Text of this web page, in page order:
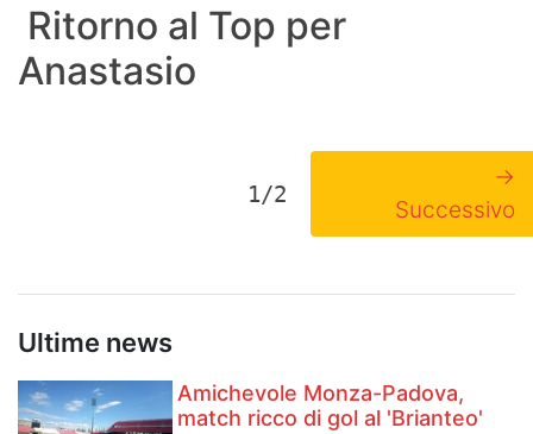
Ritorno al Top per
Anastasio
1/2
→
Successivo
Ultime news
Amichevole Monza-Padova,
match ricco di gol al 'Brianteo'